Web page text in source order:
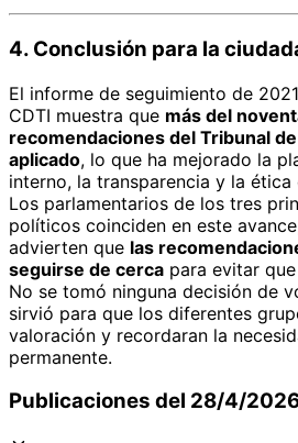
4. Conclusión para la
El informe de seguimiento de
CDTI muestra que más del
recomendaciones del Tribunal
aplicado, lo que ha mejorado la
interno, la transparencia y la ética
Los parlamentarios de los tres
políticos coinciden en este
advierten que las
seguirse de cerca para evitar
No se tomó ninguna decisión de
sirvió para que los diferentes
valoración y recordaran la
permanente.
Publicaciones del 28/4/